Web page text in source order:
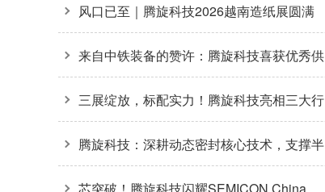
方案
风口已至｜腾旋科技2026越南造纸展圆满
收官
来自中铁装备的赞许：腾旋科技喜获优秀供
应商奖+质量标杆奖
三展绽放，标配实力！腾旋科技亮相三大行
业盛会
腾旋科技：深耕动态密封核心技术，支撑半